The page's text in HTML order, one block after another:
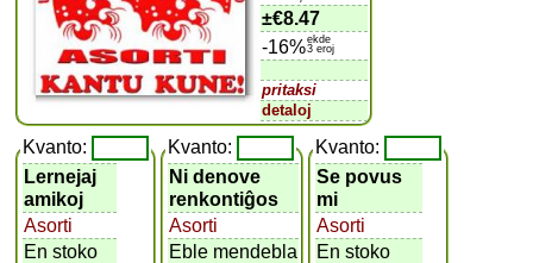
±€8.47
-16%ekde
3 eroj
pritaksi
detaloj
Kvanto:
Lernejaj
amikoj
Asorti
En stoko
Kvanto:
Ni denove
renkontiĝos
Asorti
Eble mendebla
Kvanto:
Se povus
mi
Asorti
En stoko